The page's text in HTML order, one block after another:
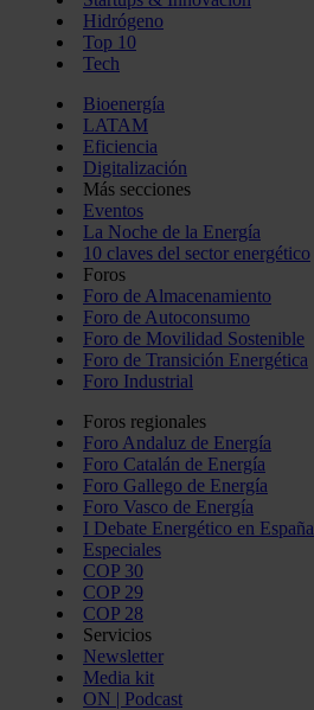
Hidrógeno
Top 10
Tech
Bioenergía
LATAM
Eficiencia
Digitalización
Más secciones
Eventos
La Noche de la Energía
10 claves del sector energético
Foros
Foro de Almacenamiento
Foro de Autoconsumo
Foro de Movilidad Sostenible
Foro de Transición Energética
Foro Industrial
Foros regionales
Foro Andaluz de Energía
Foro Catalán de Energía
Foro Gallego de Energía
Foro Vasco de Energía
I Debate Energético en España
Especiales
COP 30
COP 29
COP 28
Servicios
Newsletter
Media kit
ON | Podcast